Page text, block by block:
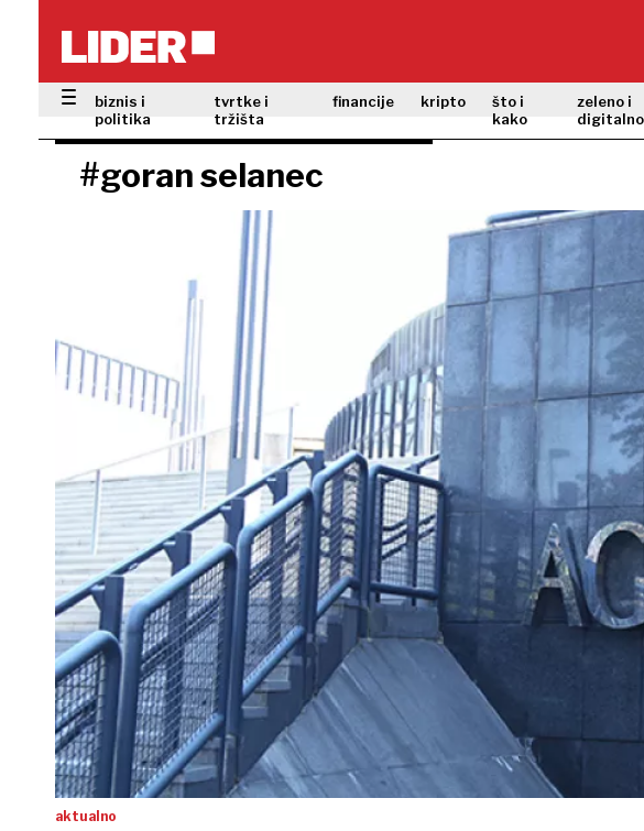
biznis i
politika
tvrtke i
tržišta
financije kripto
što i
kako
zeleno i
digitalno
#goran selanec
aktualno